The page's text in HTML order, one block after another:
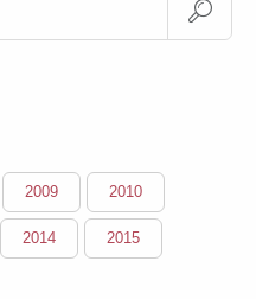
2009 2010
2014 2015